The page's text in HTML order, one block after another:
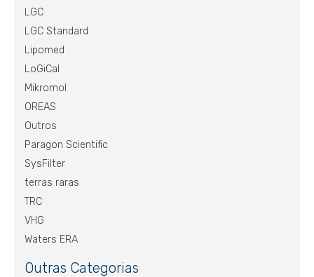
LGC
LGC Standard
Lipomed
LoGiCal
Mikromol
OREAS
Outros
Paragon Scientific
SysFilter
terras raras
TRC
VHG
Waters ERA
Outras Categorias